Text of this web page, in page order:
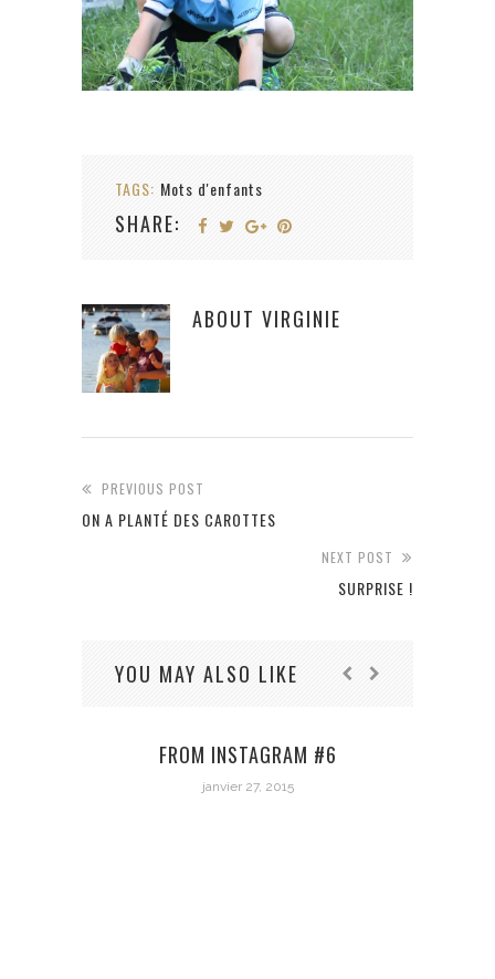
TAGS: Mots d'enfants
SHARE:
ABOUT VIRGINIE
PREVIOUS POST
ON A PLANTÉ DES CAROTTES
NEXT POST
SURPRISE !
YOU MAY ALSO LIKE
FROM INSTAGRAM #6
janvier 27, 2015